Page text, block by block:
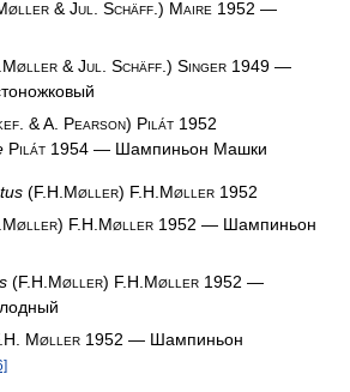
& Jul. Schäff.) Maire 1952 —
& Jul. Schäff.) Singer 1949 —
& A. Pearson) Pilát 1952
Pilát 1954 — Шампиньон Машки
(F.H.Møller) F.H.Møller 1952
F.H.Møller 1952 — Шампиньон
(F.H.Møller) F.H.Møller 1952 —
Møller 1952 — Шампиньон